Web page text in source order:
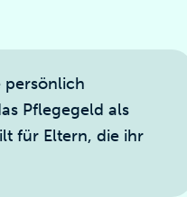
persönlich
Pflegegeld als
für Eltern, die ihr